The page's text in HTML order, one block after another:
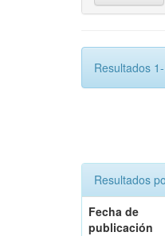
Resultados
Resultados
Fecha de
publicación